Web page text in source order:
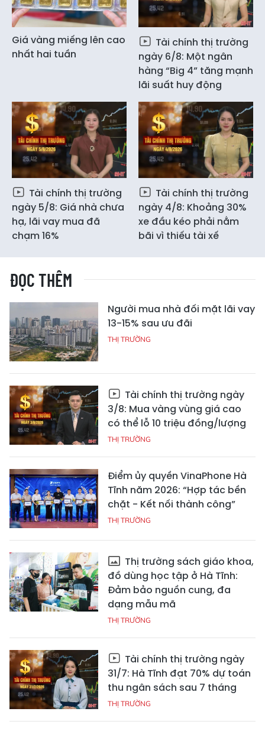
Giá vàng miếng lên cao
nhất hai tuần
Tài chính thị trường
ngày 6/8: Một ngân
hàng “Big 4” tăng mạnh
lãi suất huy động
Tài chính thị trường
ngày 5/8: Giá nhà chưa
hạ, lãi vay mua đã
chạm 16%
Tài chính thị trường
ngày 4/8: Khoảng 30%
xe đầu kéo phải nằm
bãi vì thiếu tài xế
ĐỌC THÊM
Người mua nhà đối mặt lãi vay
13-15% sau ưu đãi
THỊ TRƯỜNG
Tài chính thị trường ngày
3/8: Mua vàng vùng giá cao
có thể lỗ 10 triệu đồng/lượng
THỊ TRƯỜNG
Điểm ủy quyền VinaPhone Hà
Tĩnh năm 2026: “Hợp tác bền
chặt - Kết nối thành công”
THỊ TRƯỜNG
Thị trường sách giáo khoa,
đồ dùng học tập ở Hà Tĩnh:
Đảm bảo nguồn cung, đa
dạng mẫu mã
THỊ TRƯỜNG
Tài chính thị trường ngày
31/7: Hà Tĩnh đạt 70% dự toán
thu ngân sách sau 7 tháng
THỊ TRƯỜNG